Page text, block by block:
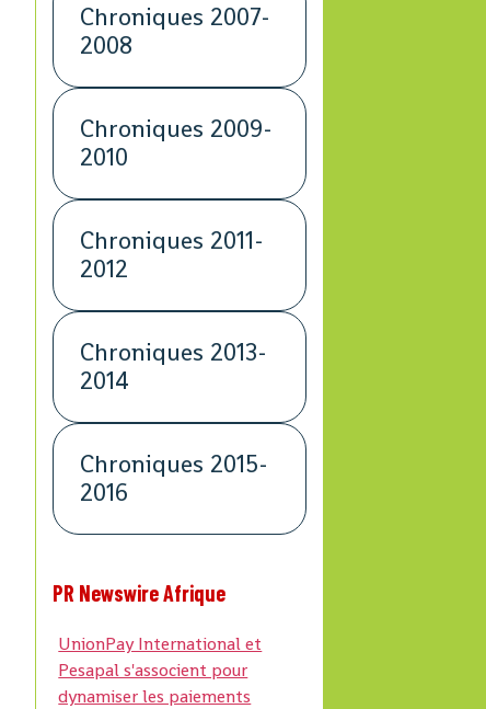
Chroniques 2007-
2008
Chroniques 2009-
2010
Chroniques 2011-
2012
Chroniques 2013-
2014
Chroniques 2015-
2016
PR Newswire Afrique
UnionPay International et
Pesapal s'associent pour
dynamiser les paiements